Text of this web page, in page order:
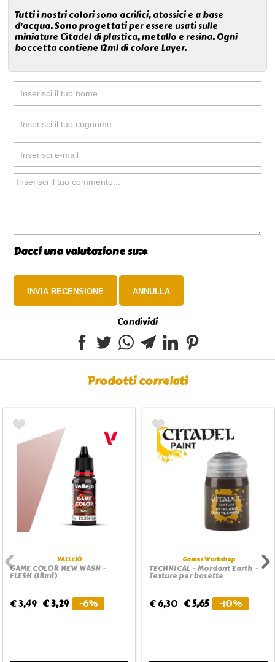
Tutti i nostri colori sono acrilici, atossici e a base
d'acqua. Sono progettati per essere usati sulle
miniature Citadel di plastica, metallo e resina. Ogni
boccetta contiene 12ml di colore Layer.
Dacci una valutazione su:*
Condividi
Prodotti correlati
VALLEJO
GAME COLOR NEW WASH -
FLESH (18ml)
€ 3,49 € 3,29 -6%
Games Workshop
TECHNICAL - Mordant Earth -
Texture per basette
€ 6,30 € 5,65 -10%